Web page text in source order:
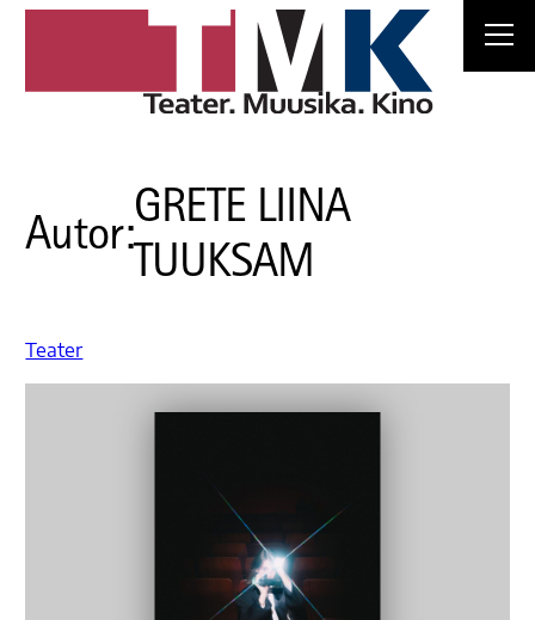
Autor:
GRETE LIINA
TUUKSAM
Teater